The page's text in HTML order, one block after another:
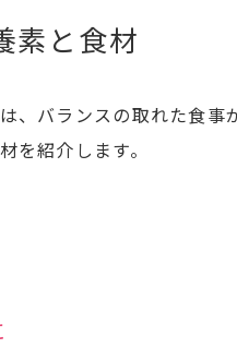
素と食材
バランスの取れた食事
を紹介します。